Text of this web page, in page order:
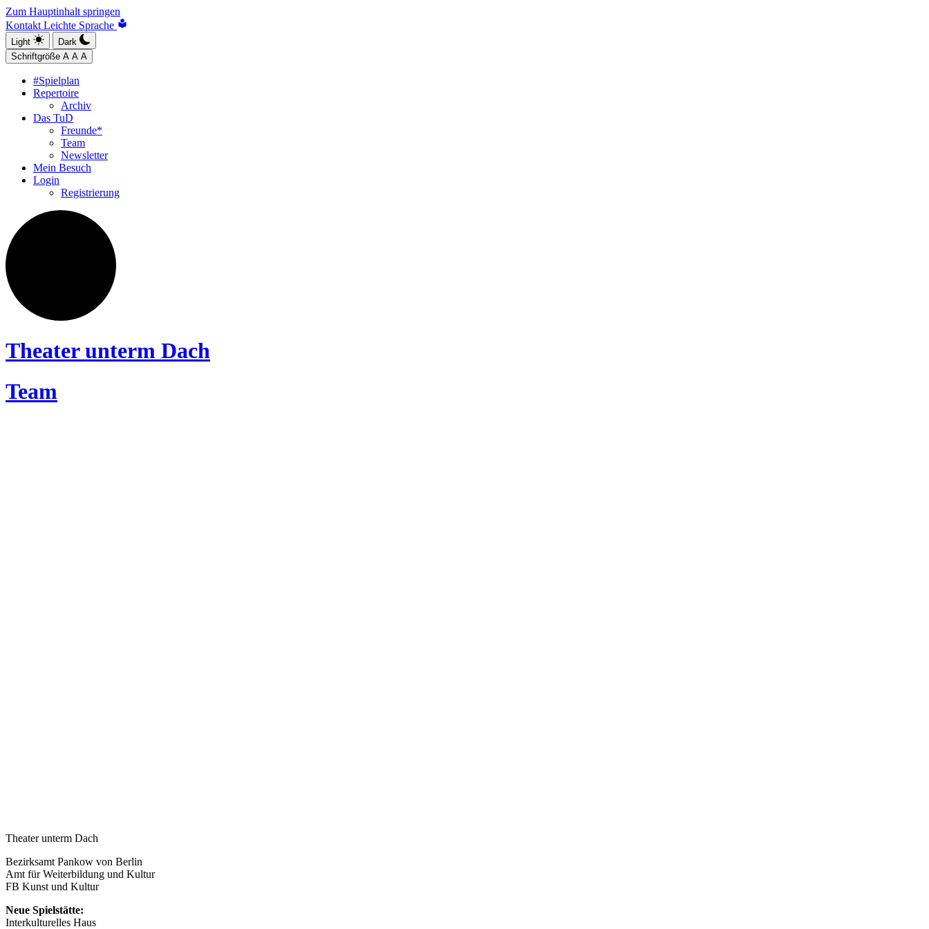
Zum Hauptinhalt springen
Kontakt Leichte Sprache
Light
Dark
Schriftgröße A A A
#Spielplan
Repertoire
Archiv
Das TuD
Freunde*
Team
Newsletter
Mein Besuch
Login
Registrierung
Theater unterm Dach
Team
Theater unterm Dach
Bezirksamt Pankow von Berlin
Amt für Weiterbildung und Kultur
FB Kunst und Kultur
Neue Spielstätte:
Interkulturelles Haus